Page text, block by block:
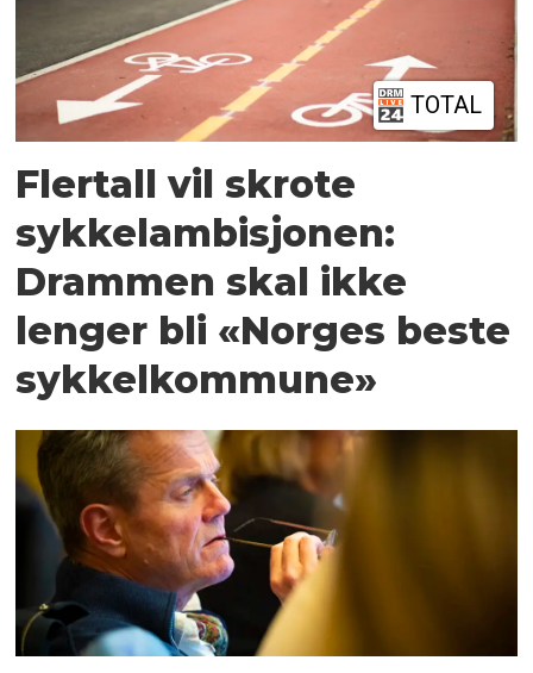
TOTAL
Flertall vil skrote
sykkelambisjonen:
Drammen skal ikke
lenger bli «Norges beste
sykkelkommune»